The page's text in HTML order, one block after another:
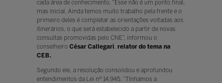
cada área de conhecimento. “Esse não é um ponto final,
mas inicial. Ainda temos muito trabalho pela frente e o
primeiro deles é completar as orientações voltadas aos
itinerários, o que será estabelecido a partir de novas
consultas promovidas pelo CNE”, informou o
conselheiro César Callegari relator do tema na
CEB.
Segundo ele, a resolução consolidou e aprofundou
entendimentos da Lei nº 14.945. “Tínhamos a